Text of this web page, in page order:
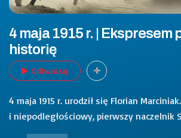
4 maja 1915 r. | Ekspresem
historię
Odtwarzaj
4 maja 1915 r. urodził się Florian
i niepodległościowy, pierwszy naczelnik